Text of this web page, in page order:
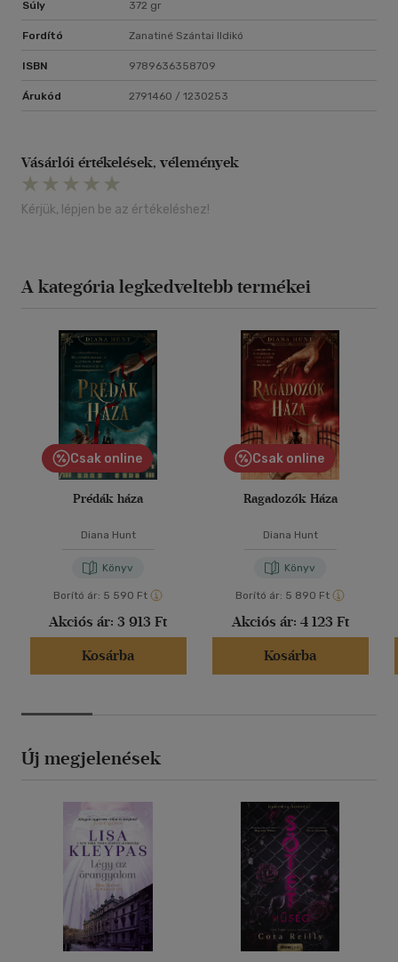
Súly 372 gr
Fordító Zanatiné Szántai Ildikó
ISBN 9789636358709
Árukód 2791460 / 1230253
Vásárlói értékelések, vélemények
Kérjük, lépjen be az értékeléshez!
A kategória legkedveltebb termékei
Csak online
Prédák háza
Diana Hunt
Könyv
Borító ár: 5 590 Ft
Akciós ár: 3 913 Ft
Kosárba
Csak online
Ragadozók Háza
Diana Hunt
Könyv
Borító ár: 5 890 Ft
Akciós ár: 4 123 Ft
Kosárba
Új megjelenések